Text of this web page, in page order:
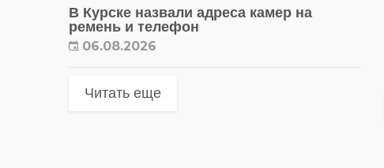
В Курске назвали адреса камер на
ремень и телефон
06.08.2026
Читать еще